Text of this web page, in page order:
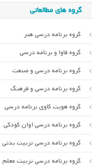
گروه های مطالعاتی
گروه برنامه درسی هنر
گروه فاوا و برنامه درسی
گروه برنامه درسی و صنعت
گروه برنامه درسی و فرهنگ
گروه هویت کاوی برنامه درسی
گروه برنامه درسی اوان کودکی
گروه برنامه درسی تربیت بدنی
گروه برنامه درسی تربیت معلم